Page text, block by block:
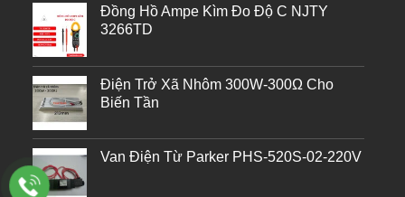
Đồng Hồ Ampe Kìm Đo Độ C NJTY
3266TD
Điện Trở Xã Nhôm 300W-300Ω Cho
Biến Tần
Van Điện Từ Parker PHS-520S-02-220V